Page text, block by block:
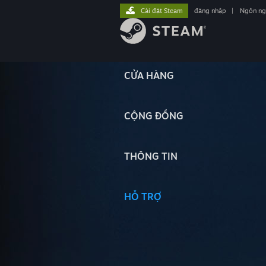
CỬA HÀNG
CỘNG ĐỒNG
THÔNG TIN
HỖ TRỢ
Cài đặt Steam đăng nhập Ngôn